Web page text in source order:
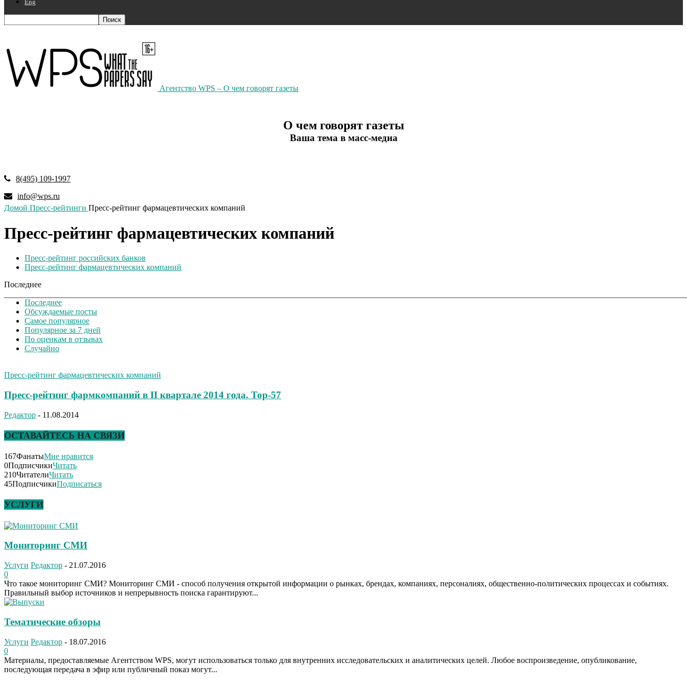
Eng
Агентство WPS – О чем говорят газеты
О чем говорят газеты
Ваша тема в масс-медиа
8(495) 109-1997
info@wps.ru
Домой Пресс-рейтинги Пресс-рейтинг фармацевтических компаний
Пресс-рейтинг фармацевтических компаний
Пресс-рейтинг российских банков
Пресс-рейтинг фармацевтических компаний
Последнее
Последнее
Обсуждаемые посты
Самое популярное
Популярное за 7 дней
По оценкам в отзывах
Случайно
Пресс-рейтинг фармацевтических компаний
Пресс-рейтинг фармкомпаний в II квартале 2014 года. Тор-57
Редактор - 11.08.2014
ОСТАВАЙТЕСЬ НА СВЯЗИ
167ФанатыМне нравится
0ПодписчикиЧитать
210ЧитателиЧитать
45ПодписчикиПодписаться
УСЛУГИ
Мониторинг СМИ
Услуги Редактор - 21.07.2016
0
Что такое мониторинг СМИ? Мониторинг СМИ - способ получения открытой информации о рынках, брендах, компаниях, персоналиях, общественно-политических процессах и событиях.
Правильный выбор источников и непрерывность поиска гарантируют...
Тематические обзоры
Услуги Редактор - 18.07.2016
0
Материалы, предоставляемые Агентством WPS, могут использоваться только для внутренних исследовательских и аналитических целей. Любое воспроизведение, опубликование,
последующая передача в эфир или публичный показ могут...